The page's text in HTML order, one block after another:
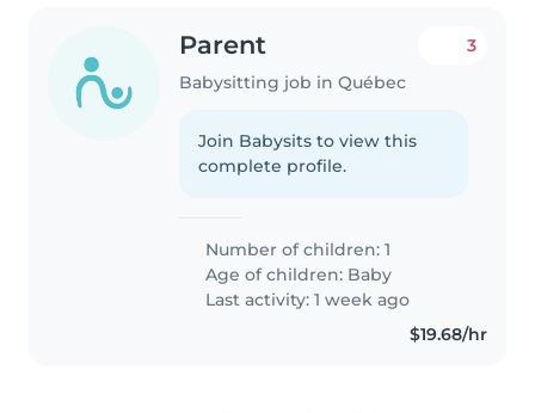
Parent
Babysitting job in Québec
3
Join Babysits to view this
complete profile.
Number of children: 1
Age of children: Baby
Last activity: 1 week ago
$19.68/hr